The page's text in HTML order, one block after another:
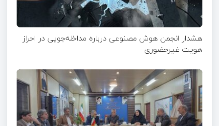
هشدار انجمن هوش مصنوعی درباره مداخله‌جویی در احراز
هویت غیرحضوری